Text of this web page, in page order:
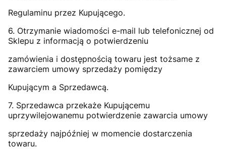
Regulaminu przez Kupującego.
6. Otrzymanie wiadomości e-mail lub telefonicznej od
Sklepu z informacją o potwierdzeniu
zamówienia i dostępnością towaru jest tożsame z
zawarciem umowy sprzedaży pomiędzy
Kupującym a Sprzedawcą.
7. Sprzedawca przekaże Kupującemu
uprzywilejowanemu potwierdzenie zawarcia umowy
sprzedaży najpóźniej w momencie dostarczenia
towaru.